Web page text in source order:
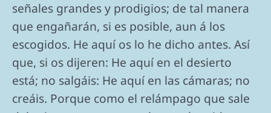
señales grandes y prodigios; de tal manera
que engañarán, si es posible, aun á los
escogidos. He aquí os lo he dicho antes. Así
que, si os dijeren: He aquí en el desierto
está; no salgáis: He aquí en las cámaras; no
creáis. Porque como el relámpago que sale